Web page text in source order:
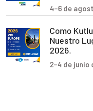
4–6 de
Como
Nuestro
2026.
2–4 de junio